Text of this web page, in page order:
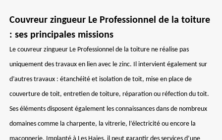
Couvreur zingueur Le Professionnel de la toiture
: ses principales missions
Le couvreur zingueur Le Professionnel de la toiture ne réalise pas
uniquement des travaux en lien avec le zinc. Il intervient également sur
d’autres travaux : étanchéité et isolation de toit, mise en place de
couverture de toit, entretien de toiture, réparation ou réfection du toit.
Ses éléments disposent également les connaissances dans de nombreux
domaines comme la charpente, la vitrerie, l’électricité ou encore la